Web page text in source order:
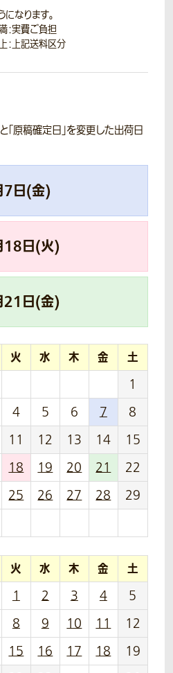
なります。
実費ご負担
上記送料区分
「原稿確定日」を変更した出荷日
7日(金)
18日(火)
21 日(金)
火 水 木 金 土
1
4 5 6 7
8
11 12 13 14
15
18 19 20 21
22
25 26 27 28
29
火 水 木 金 土
1 2 3 4
5
8 9 10 11
12
15 16 17 18
19